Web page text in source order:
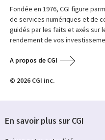
Fondée en 1976, CGI figure
de services numériques et de
guidés par les faits et axés sur
rendement de vos
A propos de CGI
© 2026 CGI inc.
En savoir plus sur CGI